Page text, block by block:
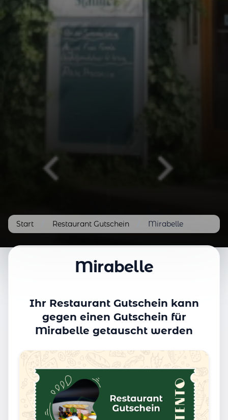
Start / Restaurant Gutschein / Mirabelle
Mirabelle
Ihr Restaurant Gutschein kann
gegen einen Gutschein für
Mirabelle getauscht werden